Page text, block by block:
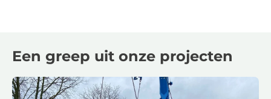
Een greep uit onze projecten